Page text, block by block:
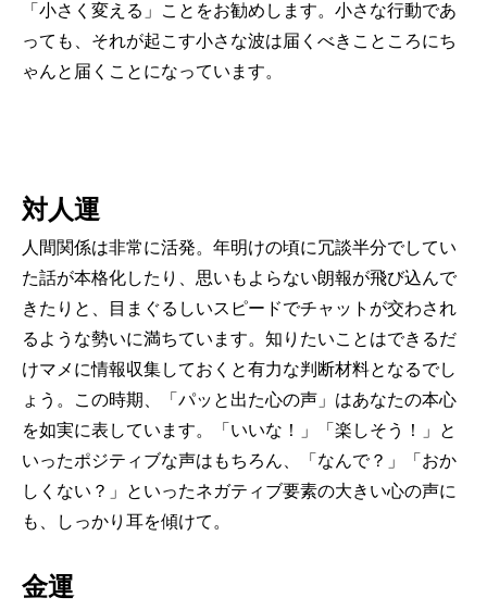
「小さく変える」ことをお勧めします。小さな行動であ
っても、それが起こす小さな波は届くべきこところにち
ゃんと届くことになっています。
対人運
人間関係は非常に活発。年明けの頃に冗談半分でしてい
た話が本格化したり、思いもよらない朗報が飛び込んで
きたりと、目まぐるしいスピードでチャットが交わされ
るような勢いに満ちています。知りたいことはできるだ
けマメに情報収集しておくと有力な判断材料となるでし
ょう。この時期、「パッと出た心の声」はあなたの本心
を如実に表しています。「いいな！」「楽しそう！」と
いったポジティブな声はもちろん、「なんで？」「おか
しくない？」といったネガティブ要素の大きい心の声に
も、しっかり耳を傾けて。
金運